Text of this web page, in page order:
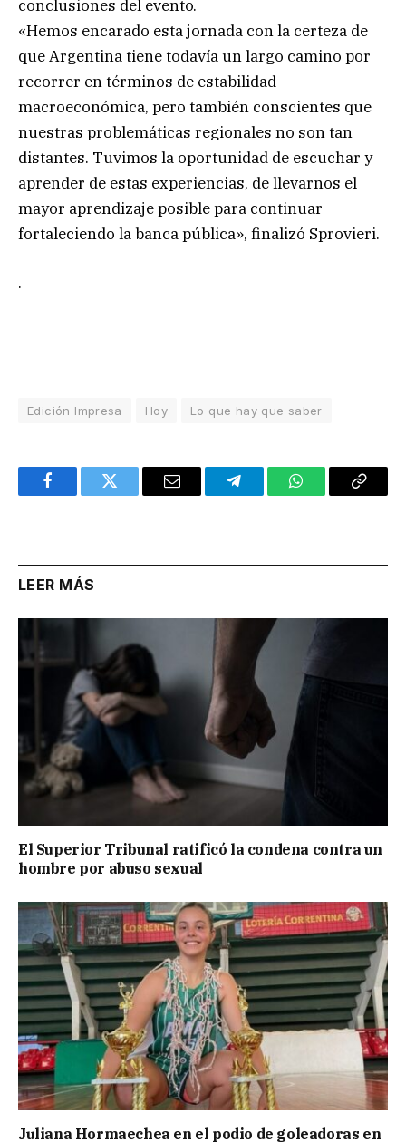
conclusiones del evento.
«Hemos encarado esta jornada con la certeza de
que Argentina tiene todavía un largo camino por
recorrer en términos de estabilidad
macroeconómica, pero también conscientes que
nuestras problemáticas regionales no son tan
distantes. Tuvimos la oportunidad de escuchar y
aprender de estas experiencias, de llevarnos el
mayor aprendizaje posible para continuar
fortaleciendo la banca pública», finalizó Sprovieri.
.
Edición Impresa Hoy Lo que hay que saber
FacebookTwitter Email TelegramWhatsAppCopy
LEER MÁS
El Superior Tribunal ratificó la condena contra un
hombre por abuso sexual
Juliana Hormaechea en el podio de goleadoras en